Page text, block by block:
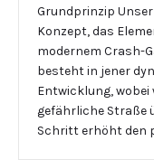
Grundprinzip
Konzept, das
modernem Crash-
besteht in jener
Entwicklung, wobei
gefährliche Straße
Schritt erhöht den